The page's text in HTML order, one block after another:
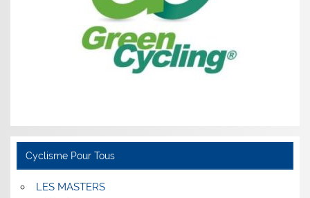
Cyclisme Pour Tous
LES MASTERS